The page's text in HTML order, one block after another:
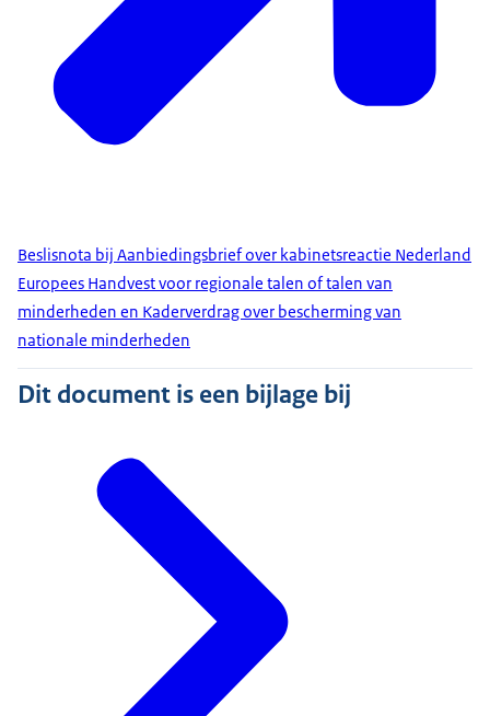
Beslisnota bij Aanbiedingsbrief over kabinetsreactie Nederland
Europees Handvest voor regionale talen of talen van
minderheden en Kaderverdrag over bescherming van
nationale minderheden
Dit document is een bijlage bij